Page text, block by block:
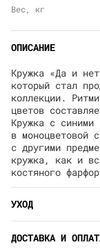
Вес, кг
ОПИСАНИЕ
Кружка «Да и
который стал
коллекции.
цветов
Кружка с синими
в моноцветовой
с другими
кружка, как и
костяного
УХОД
ДОСТАВКА И